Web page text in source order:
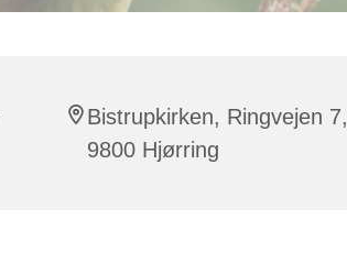
Bistrupkirken, Ringvejen 7,
9800 Hjørring